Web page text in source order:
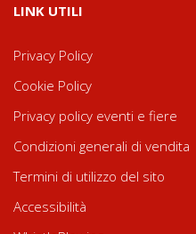
LINK UTILI
Privacy Policy
Cookie Policy
Privacy policy eventi e fiere
Condizioni generali di vendita
Termini di utilizzo del sito
Accessibilità